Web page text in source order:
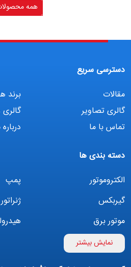
همه
دسترسی سریع
مقالات
برند
گالری تصاویر
تماس با ما
دسته بندی ها
الکتروموتور
پمپ
گیربکس
ژنراتور
موتور برق
اینورتر
تهویه مطبوع
نمایش بیشتر